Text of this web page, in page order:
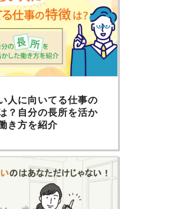
人に向いてる仕事の
？自分の長所を活か
き方を紹介